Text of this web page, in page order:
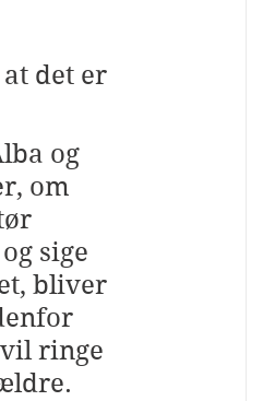
at det er
og
om
sige
bliver
ringe